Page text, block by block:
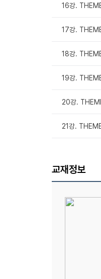
16강.
17강.
18강.
19강.
20강.
21강.
교재정보